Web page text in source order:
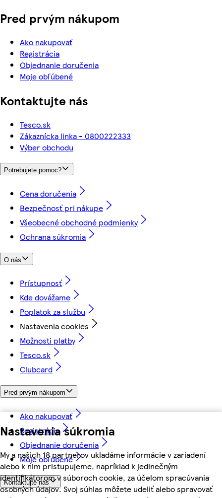
Nastavenia súkromia
My a našich 18 partnerov ukladáme informácie v zariadení
alebo k nim pristupujeme, napríklad k jedinečným
identifikátorom v súboroch cookie, za účelom spracúvania
osobných údajov. Svoj súhlas môžete udeliť alebo spravovať
Pred prvým nákupom
Ako nakupovať
Registrácia
Objednanie doručenia
Moje obľúbené
Kontaktujte nás
Tesco.sk
Zákaznícka linka - 0800222333
Výber obchodu
Potrebujete pomoc?
Cena doručenia
Bezpečnosť pri nákupe
Všeobecné obchodné podmienky
Ochrana súkromia
O nás
Prístupnosť
Kde dovážame
Poplatok za službu
Nastavenia cookies
Možnosti platby
Tesco.sk
Clubcard
Pred prvým nákupom
Ako nakupovať
Registrácia
Objednanie doručenia
Moje obľúbené
Kontaktujte nás